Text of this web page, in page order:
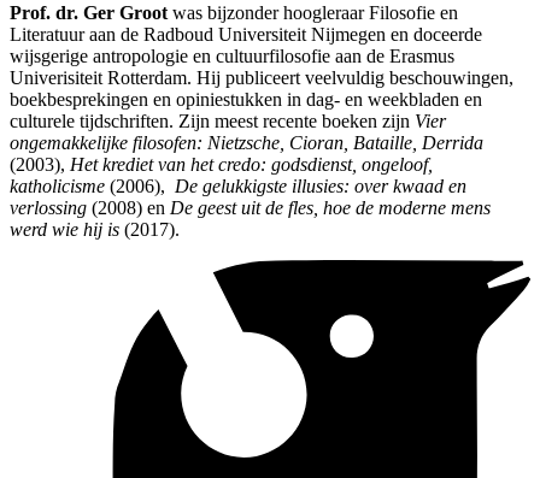
Prof. dr. Ger Groot was bijzonder hoogleraar Filosofie en
Literatuur aan de Radboud Universiteit Nijmegen en doceerde
wijsgerige antropologie en cultuurfilosofie aan de Erasmus
Univerisiteit Rotterdam. Hij publiceert veelvuldig beschouwingen,
boekbesprekingen en opiniestukken in dag- en weekbladen en
culturele tijdschriften. Zijn meest recente boeken zijn Vier
ongemakkelijke filosofen: Nietzsche, Cioran, Bataille, Derrida
(2003), Het krediet van het credo: godsdienst, ongeloof,
katholicisme (2006), De gelukkigste illusies: over kwaad en
verlossing (2008) en De geest uit de fles, hoe de moderne mens
werd wie hij is (2017).